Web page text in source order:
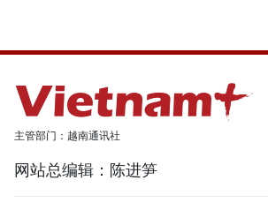
主管部门：越南通讯社
网站总编辑：陈进笋